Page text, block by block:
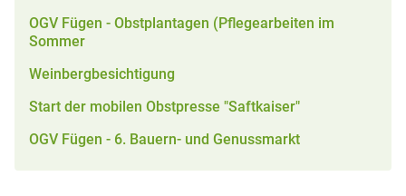
OGV Fügen - Obstplantagen (Pflegearbeiten im
Sommer
Weinbergbesichtigung
Start der mobilen Obstpresse "Saftkaiser"
OGV Fügen - 6. Bauern- und Genussmarkt